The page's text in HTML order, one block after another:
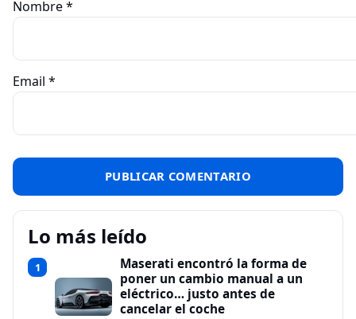
Nombre*
Email *
Lo más leído
1
Maserati encontró la forma de
poner un cambio manual a un
eléctrico… justo antes de
cancelar el coche